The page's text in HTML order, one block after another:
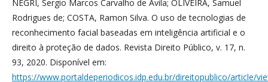
NEGRI, Sergio Marcos Carvalho de Ávila; OLIVEIRA, Samuel
Rodrigues de; COSTA, Ramon Silva. O uso de tecnologias de
reconhecimento facial baseadas em inteligência artificial e o
direito à proteção de dados. Revista Direito Público, v. 17, n.
93, 2020. Disponível em:
https://www.portaldeperiodicos.idp.edu.br/direitopublico/article/